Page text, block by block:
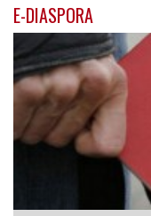
E-DIASPORA